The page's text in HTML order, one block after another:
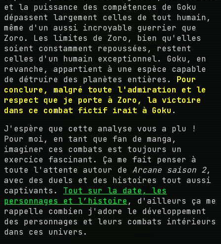
et la puissance des compétences de Goku
dépassent largement celles de tout humain,
même d'un aussi incroyable guerrier que
Zoro. Les limites de Zoro, bien qu'elles
soient constamment repoussées, restent
celles d'un humain exceptionnel. Goku, en
revanche, appartient à une espèce capable
de détruire des planètes entières. Pour
conclure, malgré toute l'admiration et le
respect que je porte à Zoro, la victoire
dans ce combat fictif irait à Goku .
J'espère que cette analyse vous a plu !
Pour moi, en tant que fan de manga,
imaginer ces combats est toujours un
exercice fascinant. Ça me fait penser à
toute l'attente autour de Arcane saison 2,
avec des duels et des histoires tout aussi
captivants. Tout sur la date, les
personnages et l’histoire, d'ailleurs ça me
rappelle combien j'adore le développement
des personnages et leurs combats intérieurs
dans ces univers.